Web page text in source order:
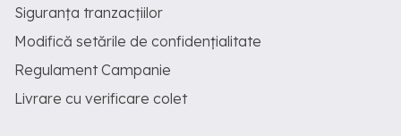
Siguranța tranzacțiilor
Modifică setările de confidențialitate
Regulament Campanie
Livrare cu verificare colet